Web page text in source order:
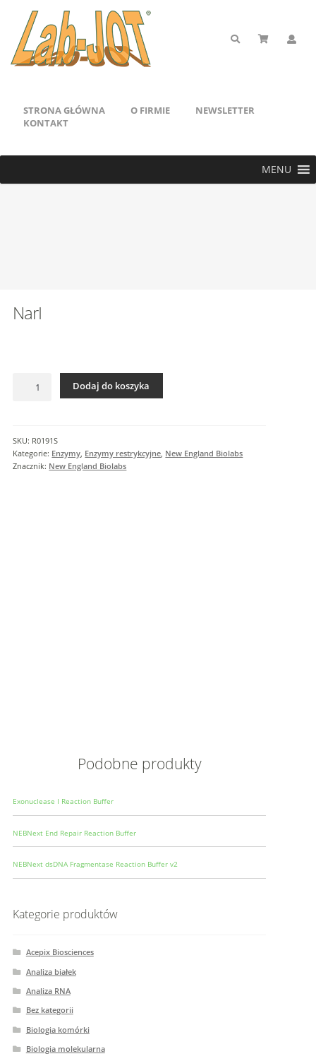
STRONA GŁÓWNA O FIRMIE
NEWSLETTER
KONTAKT
MENU
NarI
Dodaj do koszyka
SKU: R0191S
Kategorie: Enzymy Enzymy restrykcyjne New England Biolabs
Znacznik: New England Biolabs
Podobne produkty
Exonuclease I Reaction Buffer
NEBNext End Repair Reaction Buffer
NEBNext dsDNA Fragmentase Reaction Buffer v2
Kategorie produktów
Acepix Biosciences
Analiza białek
Analiza RNA
Bez kategorii
Biologia komórki
Biologia molekularna